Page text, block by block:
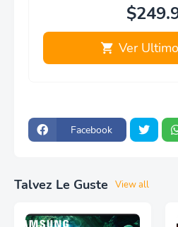
Ver
Facebook
Talvez Le Guste View all